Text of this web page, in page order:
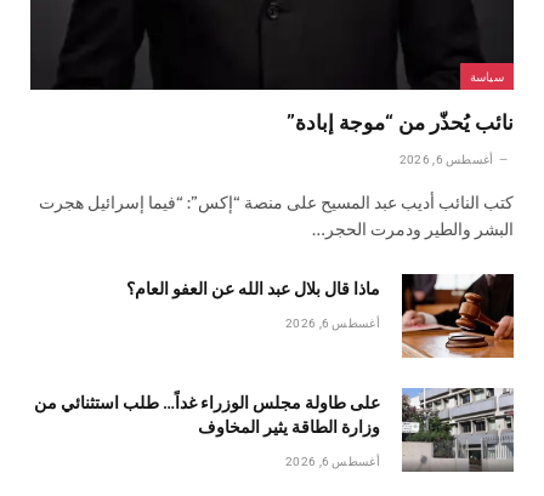
سياسة
نائب يُحذّر من “موجة إبادة”
أغسطس 6, 2026
كتب النائب أديب عبد المسيح على منصة “إكس”: “فيما إسرائيل هجرت
البشر والطير ودمرت الحجر…
ماذا قال بلال عبد الله عن العفو العام؟
أغسطس 6, 2026
على طاولة مجلس الوزراء غداً… طلب استثنائي من
وزارة الطاقة يثير المخاوف
أغسطس 6, 2026